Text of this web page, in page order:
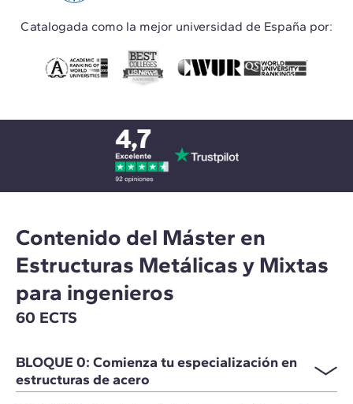
Catalogada como la mejor universidad de España por:
Contenido del Máster en
Estructuras Metálicas y Mixtas
para ingenieros
60 ECTS
BLOQUE 0: Comienza tu especialización en
estructuras de acero